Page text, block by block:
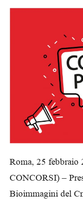
Roma, 25
CONCORSI) –
Bioimmagini del